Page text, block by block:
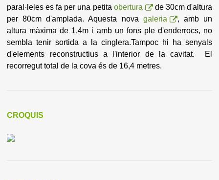
paral·leles es fa per una petita obertura
de 30cm d'altura
per 80cm d'amplada. Aquesta nova galeria
, amb un
altura màxima de 1,4m i amb un fons ple d'enderrocs, no
sembla tenir sortida a la cinglera.Tampoc hi ha senyals
d'elements reconstructius a l'interior de la cavitat. El
recorregut total de la cova és de 16,4 metres.
CROQUIS